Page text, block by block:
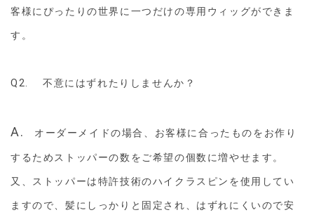
客様にぴったりの世界に一つだけの専用ウィッグができま
す。
Q2. 不意にはずれたりしませんか？
A. オーダーメイドの場合、お客様に合ったものをお作り
するためストッパーの数をご希望の個数に増やせます。
又、ストッパーは特許技術のハイクラスピンを使用してい
ますので、髪にしっかりと固定され、はずれにくいので安